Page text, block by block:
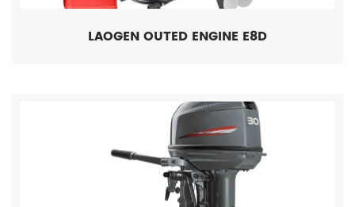
LAOGEN OUTED ENGINE E8D